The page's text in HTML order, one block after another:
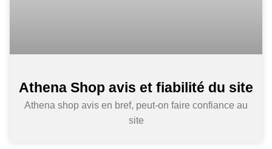
Athena Shop avis et fiabilité du site
Athena shop avis en bref, peut-on faire confiance au
site